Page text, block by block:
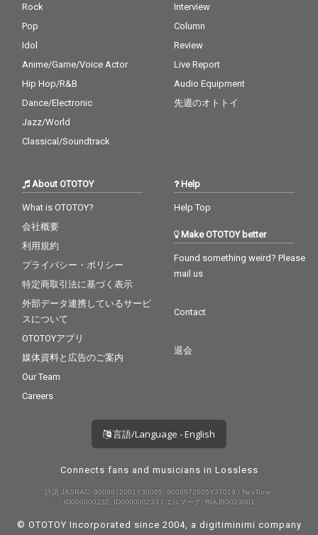
Rock
Pop
Idol
Anime/Game/Voice Actor
Hip Hop/R&B
Dance/Electronic
Jazz/World
Classical/Soundtrack
Interview
Column
Review
Live Report
Audio Equipment
先週のオトトイ
About OTOTOY
What is OTOTOY?
会社概要
利用規約
プライバシー・ポリシー
特定商取引法に基づく表示
外部データ連携しているサービ
スについて
OTOTOYアプリ
媒体資料と広告のご案内
Our Team
Careers
Help
Help Top
Make OTOTOY better
Found something weird? Please
mail us
Contact
退会
言語/Language - English
Connects fans and musicians in Lossless
許諾 JASRAC: 9008872001Y30005, 9008872005Y37019 / NexTone:
ID000000232, ID000000233 / エルマーク: RIAJ80023001
© OTOTOY Incorporated since 2004, a digitiminimi company